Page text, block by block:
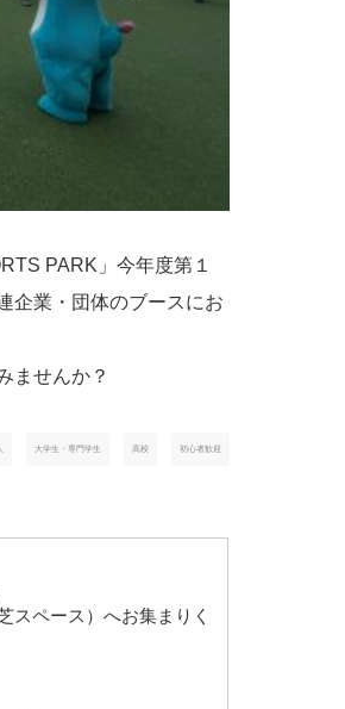
PARK」今年度第１
企業・団体のブースにお
ませんか？
大学生・専門学生 高校 初心者歓迎
スペース）へお集まりく